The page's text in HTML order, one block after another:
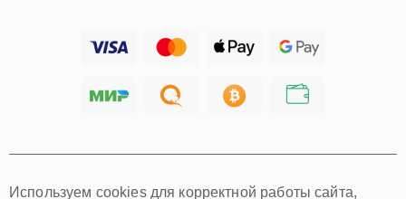
Хабаровск
Используем cookies для корректной работы сайта,